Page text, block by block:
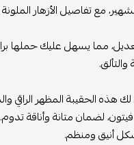
مع تفاصيل الأزهار
مما يسهل عليك حملها
الحقيبة المظهر الراقي
لضمان متانة وأناقة تدوم.
أنيق ومنظم.